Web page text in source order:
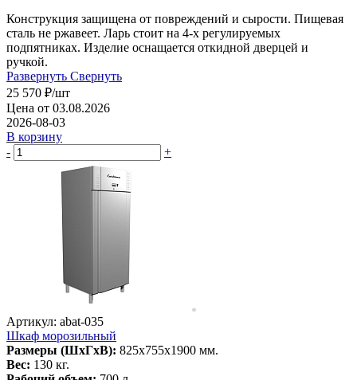
Конструкция защищена от повреждений и сырости. Пищевая
сталь не ржавеет. Ларь стоит на 4-х регулируемых
подпятниках. Изделие оснащается откидной дверцей и
ручкой.
Развернуть Свернуть
25 570 ₽/шт
Цена от 03.08.2026
2026-08-03
В корзину
-
+
Артикул: abat-035
Шкаф морозильный
Размеры (ШхГхВ): 825х755х1900 мм.
Вес: 130 кг.